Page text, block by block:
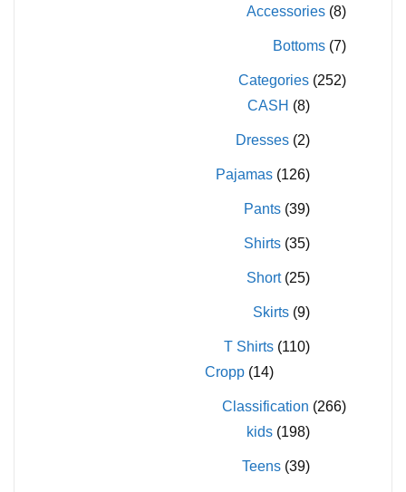
على
صفحة
المنتج
Accessories (8)
Bottoms (7)
Categories (252)
CASH (8)
Dresses (2)
Pajamas (126)
Pants (39)
Shirts (35)
Short (25)
Skirts (9)
T Shirts (110)
Cropp (14)
Classification (266)
kids (198)
Teens (39)